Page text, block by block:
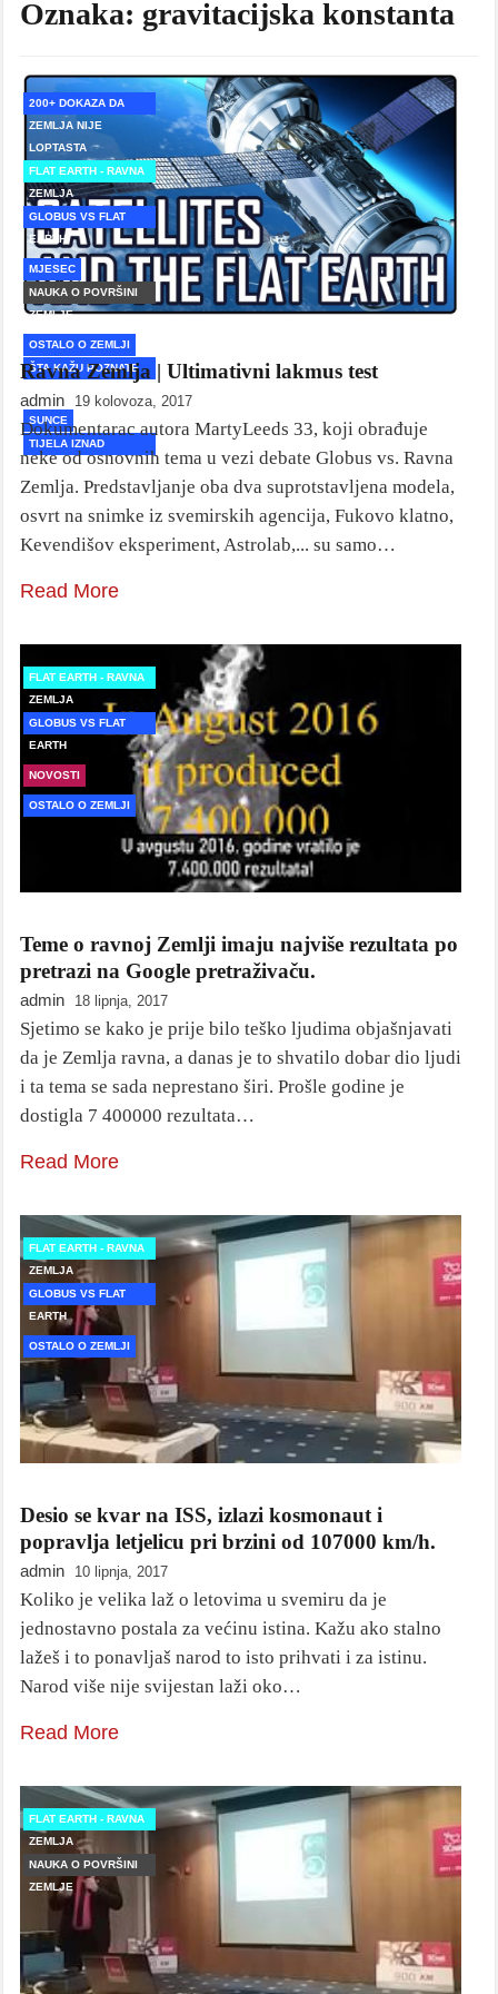
Oznaka: gravitacijska konstanta
200+ DOKAZA DA
ZEMLJA NIJE
LOPTASTA
FLAT EARTH - RAVNA
ZEMLJA
GLOBUS VS FLAT
EARTH
MJESEC
NAUKA O POVRŠINI
ZEMLJE
OSTALO O ZEMLJI
ŠTA KAŽU POZNATE
SUNCE
TIJELA IZNAD
ZEMLJE
Ravna Zemlja | Ultimativni lakmus test
admin 19 kolovoza, 2017
Dokumentarac autora MartyLeeds 33, koji obrađuje
neke od osnovnih tema u vezi debate Globus vs. Ravna
Zemlja. Predstavljanje oba dva suprotstavljena modela,
osvrt na snimke iz svemirskih agencija, Fukovo klatno,
Kevendišov eksperiment, Astrolab,... su samo…
Read More
FLAT EARTH - RAVNA
ZEMLJA
GLOBUS VS FLAT
EARTH
NOVOSTI
OSTALO O ZEMLJI
Teme o ravnoj Zemlji imaju najviše rezultata po
pretrazi na Google pretraživaču.
admin 18 lipnja, 2017
Sjetimo se kako je prije bilo teško ljudima objašnjavati
da je Zemlja ravna, a danas je to shvatilo dobar dio ljudi
i ta tema se sada neprestano širi. Prošle godine je
dostigla 7 400000 rezultata…
Read More
FLAT EARTH - RAVNA
ZEMLJA
GLOBUS VS FLAT
EARTH
OSTALO O ZEMLJI
Desio se kvar na ISS, izlazi kosmonaut i
popravlja letjelicu pri brzini od 107000 km/h.
admin 10 lipnja, 2017
Koliko je velika laž o letovima u svemiru da je
jednostavno postala za većinu istina. Kažu ako stalno
lažeš i to ponavljaš narod to isto prihvati i za istinu.
Narod više nije svijestan laži oko…
Read More
FLAT EARTH - RAVNA
ZEMLJA
NAUKA O POVRŠINI
ZEMLJE